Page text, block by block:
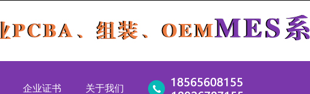
企业证书 关于我们